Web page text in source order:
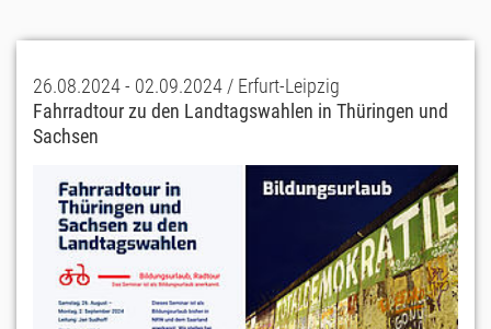
26.08.2024 - 02.09.2024 / Erfurt-Leipzig
Fahrradtour zu den Landtagswahlen in Thüringen und
Sachsen